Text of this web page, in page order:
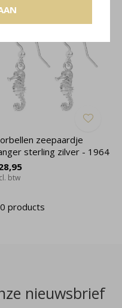
zeepaardje
sterling zilver - 1964
btw
products
nieuwsbrief